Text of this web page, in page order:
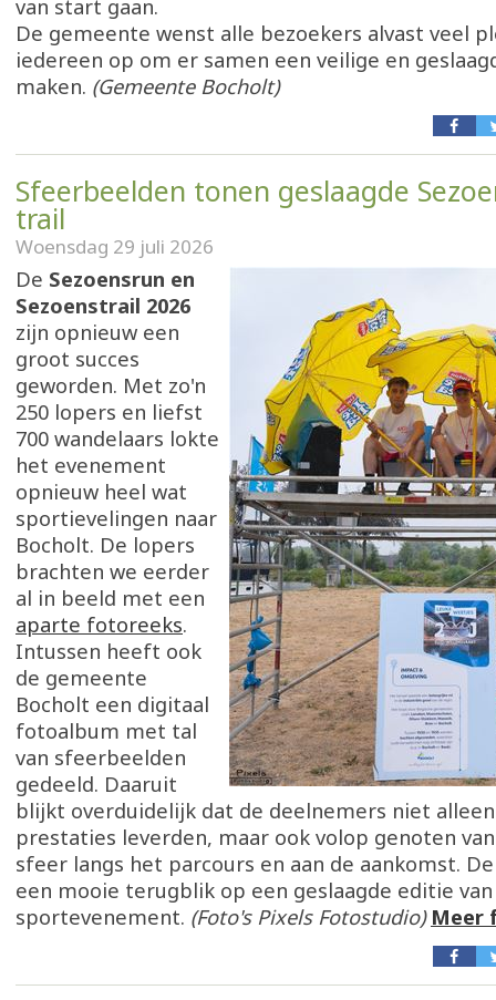
van start gaan.
De gemeente wenst alle bezoekers alvast veel
iedereen op om er samen een veilige en
maken. (Gemeente Bocholt)
Sfeerbeelden tonen geslaagde
trail
Woensdag 29 juli 2026
De Sezoensrun en
Sezoenstrail 2026
zijn opnieuw een
groot succes
geworden. Met zo'n
250 lopers en liefst
700 wandelaars lokte
het evenement
opnieuw heel wat
sportievelingen naar
Bocholt. De lopers
brachten we eerder
al in beeld met een
aparte fotoreeks.
Intussen heeft ook
de gemeente
Bocholt een digitaal
fotoalbum met tal
van sfeerbeelden
gedeeld. Daaruit
blijkt overduidelijk dat de deelnemers niet
prestaties leverden, maar ook volop genoten
sfeer langs het parcours en aan de aankomst.
een mooie terugblik op een geslaagde editie
sportevenement. (Foto's Pixels Fotostudio) Meer